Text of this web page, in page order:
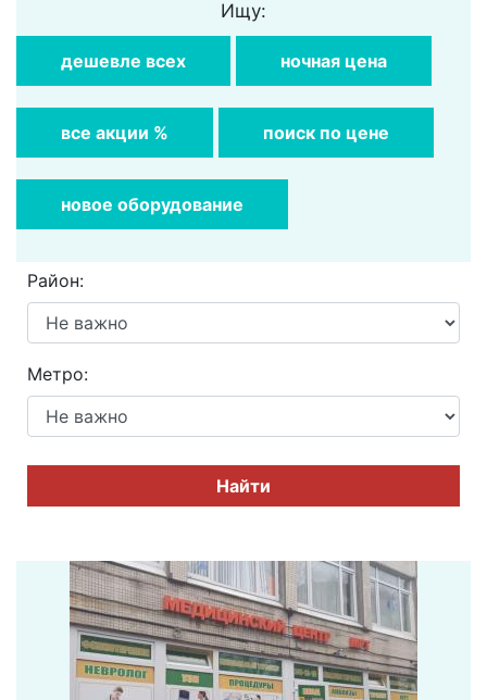
Ищу:
дешевле всех ночная цена
все акции % поиск по цене
новое оборудование
Район:
Метро:
Найти